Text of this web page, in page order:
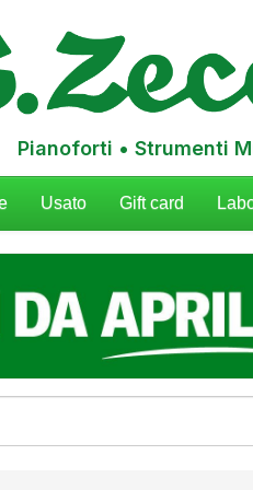
Pianoforti • Strumenti
Usato Gift card